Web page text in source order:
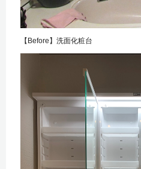
【Before】洗面化粧台